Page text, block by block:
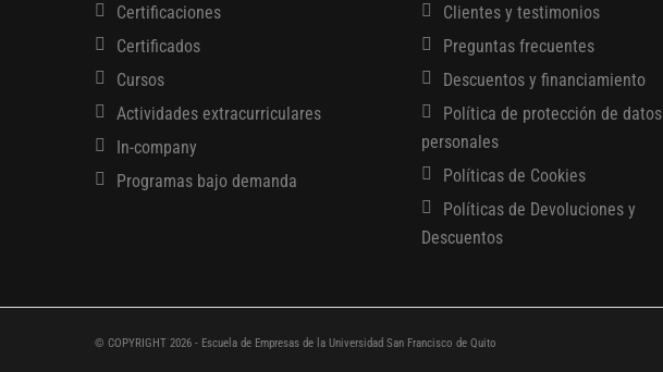
Certificaciones
Certificados
Cursos
Actividades extracurriculares
In-company
Programas bajo demanda
Clientes y testimonios
Preguntas frecuentes
Descuentos y financiamiento
Política de protección de datos
personales
Políticas de Cookies
Políticas de Devoluciones y
Descuentos
© COPYRIGHT 2026 - Escuela de Empresas de la Universidad San Francisco de Quito